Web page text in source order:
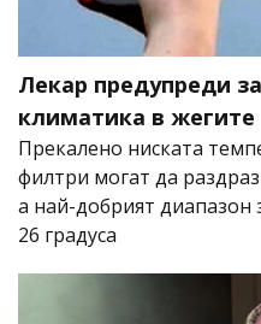
Лекар предупреди
климатика в жегите
Прекалено ниската
филтри могат да
а най-добрият диапазон
26 градуса